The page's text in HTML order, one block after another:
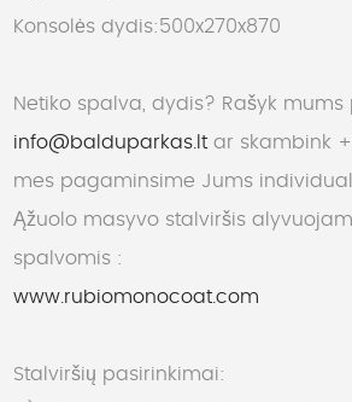
Konsolės dydis:500x270x870
Netiko spalva, dydis? Rašyk mums
info@balduparkas.lt ar skambink
mes pagaminsime Jums
Ąžuolo masyvo stalviršis
spalvomis :
www.rubiomonocoat.com
Stalviršių pasirinkimai: